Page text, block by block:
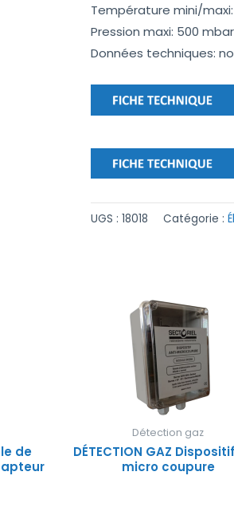
Température mini/maxi:
Pression maxi: 500 mbar
Données techniques:
UGS :18018 Catégorie :
de
Détection gaz
DÉTECTION GAZ
micro coupure